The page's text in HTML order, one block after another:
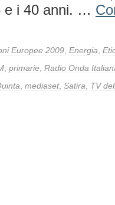
e i 40 anni. …
Europee 2009 Energia
primarie Radio Onda
mediaset, Satira TV